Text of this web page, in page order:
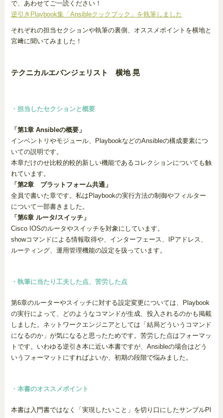
で、あわせてご一読ください！
逆引きPlaybook集「Ansibleクックブック」を執筆しました
それぞれの担当セクションや執筆の裏側、オススメポイントを横地と
宮﨑に聞いてみました！
テクニカルエバンジェリスト 横地 晃
・担当したセクションと概要
「第1章 Ansibleの概要」
インベントリやモジュール、PlaybookなどのAnsibleの構成要素につ
いての説明です。
本章だけのせ比較的較的新しい機能であるコレクションについても触
れています。
「第2章 プラットフォーム共通」
全員で書いた章です。私はPlaybookの実行方法の制御やフィルター
について一部書きました。
「第6章 ルータ/スイッチ」
Cisco IOSのルータやスイッチを対象にしています。
showコマンドによる情報取得や、インターフェース、IPアドレス、
ルーティング、運用管理機能の設定を扱っています。
・執筆に当たり工夫した点、苦労した点
第6章のルーターやスイッチに対する設定変更については、Playbook
の実行によって、どのようなコマンドが生成、投入されるのかも掲載
しました。ネットワークエンジニアとしては「結局どういうコマンド
になるのか」が気になると思ったためです。苦労した点はフォーマッ
トです。いわゆる逆引き本に近い本書ですが、Ansibleの場合はどう
いうフォーマットにすればよいか、初期の段階で悩みました。
・本書のオススメポイント
本書は入門書ではなく「実現したいこと」を切り口にしたサンプルPl